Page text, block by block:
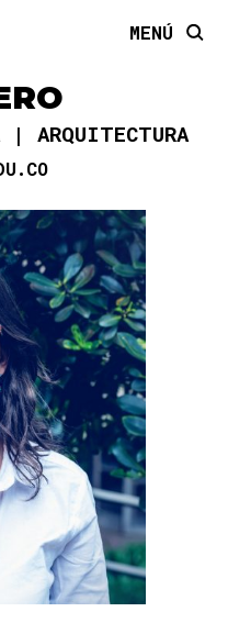
MENÚ
ARQUITECTURA